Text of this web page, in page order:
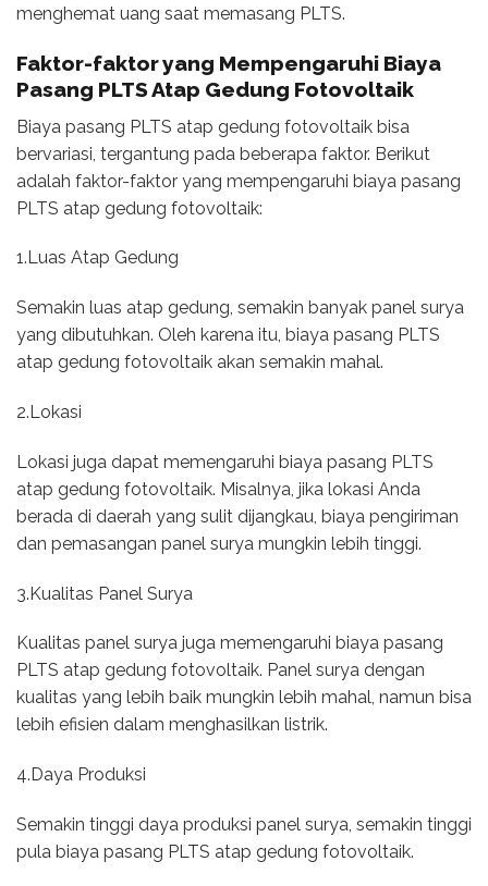
menghemat uang saat memasang PLTS.
Faktor-faktor yang Mempengaruhi Biaya
Pasang PLTSAtap Gedung Fotovoltaik
Biaya pasang PLTS atap gedung fotovoltaik bisa
bervariasi, tergantung pada beberapa faktor. Berikut
adalah faktor-faktor yang mempengaruhi biaya pasang
PLTS atap gedung fotovoltaik:
1.Luas Atap Gedung
Semakin luas atap gedung, semakin banyak panel surya
yang dibutuhkan. Oleh karena itu, biaya pasang PLTS
atap gedung fotovoltaik akan semakin mahal.
2.Lokasi
Lokasi juga dapat memengaruhi biaya pasang PLTS
atap gedung fotovoltaik. Misalnya, jika lokasi Anda
berada di daerah yang sulit dijangkau, biaya pengiriman
dan pemasangan panel surya mungkin lebih tinggi.
3.Kualitas Panel Surya
Kualitas panel surya juga memengaruhi biaya pasang
PLTS atap gedung fotovoltaik. Panel surya dengan
kualitas yang lebih baik mungkin lebih mahal, namun bisa
lebih efisien dalam menghasilkan listrik.
4.Daya Produksi
Semakin tinggi daya produksi panel surya, semakin tinggi
pula biaya pasang PLTS atap gedung fotovoltaik.